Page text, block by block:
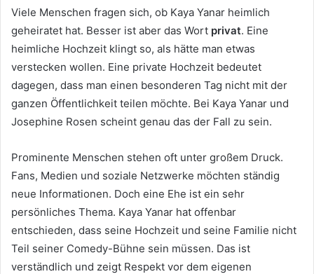
Viele Menschen fragen sich, ob Kaya Yanar heimlich
geheiratet hat. Besser ist aber das Wort privat. Eine
heimliche Hochzeit klingt so, als hätte man etwas
verstecken wollen. Eine private Hochzeit bedeutet
dagegen, dass man einen besonderen Tag nicht mit der
ganzen Öffentlichkeit teilen möchte. Bei Kaya Yanar und
Josephine Rosen scheint genau das der Fall zu sein.
Prominente Menschen stehen oft unter großem Druck.
Fans, Medien und soziale Netzwerke möchten ständig
neue Informationen. Doch eine Ehe ist ein sehr
persönliches Thema. Kaya Yanar hat offenbar
entschieden, dass seine Hochzeit und seine Familie nicht
Teil seiner Comedy-Bühne sein müssen. Das ist
verständlich und zeigt Respekt vor dem eigenen